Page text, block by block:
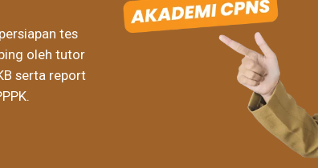
tes
oleh tutor
serta report